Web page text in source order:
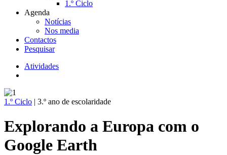
1.º Ciclo
Agenda
Notícias
Nos media
Contactos
Pesquisar
Navegação
estrutural
Atividades
1.º Ciclo | 3.º ano de escolaridade
Explorando a Europa com o
Google Earth